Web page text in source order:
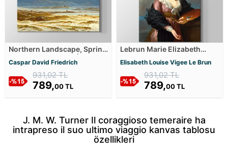
Northern Landscape, Spring
- Kuzey Manzarası, İlkbahar
Kanvas Tablosu
Caspar David Friedrich
931,02 TL
789,00 TL
Lebrun Marie Elizabeth
Louise Kanvas Tablosu
Elisabeth Louise Vigee Le Brun
931,02 TL
789,00 TL
J. M. W. Turner Il coraggioso temeraire ha
intrapreso il suo ultimo viaggio kanvas tablosu
özellikleri